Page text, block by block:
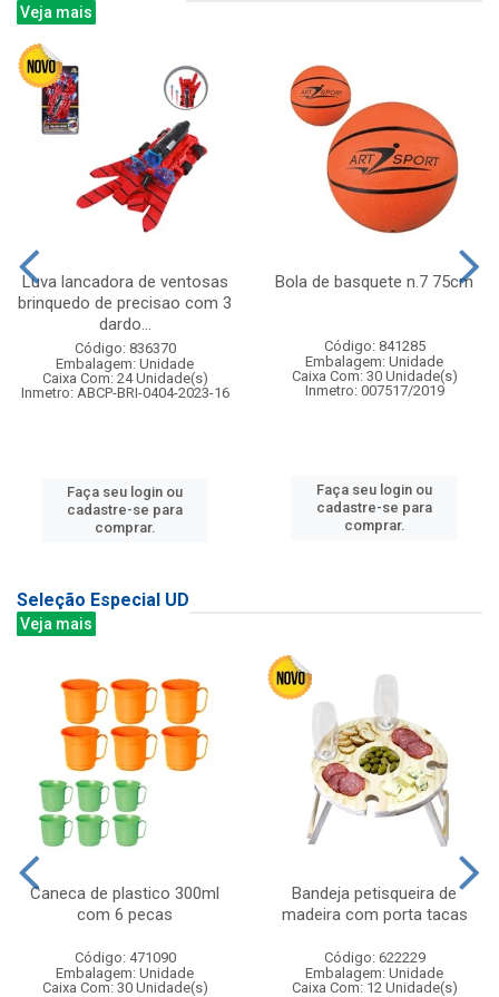
Veja mais
Luva lancadora de ventosas
brinquedo de precisao com 3
dardo...
Código: 836370
Embalagem: Unidade
Caixa Com: 24 Unidade(s)
Inmetro: ABCP-BRI-0404-2023-16
Faça seu login ou
cadastre-se para
comprar.
Bola de basquete n.7 75cm
Código: 841285
Embalagem: Unidade
Caixa Com: 30 Unidade(s)
Inmetro: 007517/2019
Faça seu login ou
cadastre-se para
comprar.
Seleção Especial UD
Veja mais
Caneca de plastico 300ml
com 6 pecas
Código: 471090
Embalagem: Unidade
Caixa Com: 30 Unidade(s)
Bandeja petisqueira de
madeira com porta tacas
Código: 622229
Embalagem: Unidade
Caixa Com: 12 Unidade(s)